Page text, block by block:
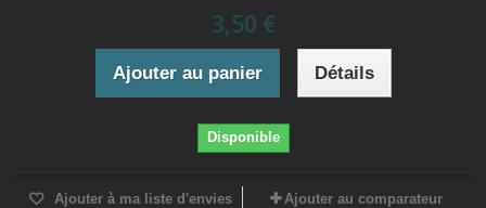
3,50 €
Ajouter au panier Détails
Disponible
Ajouter à ma liste d'envies Ajouter au comparateur